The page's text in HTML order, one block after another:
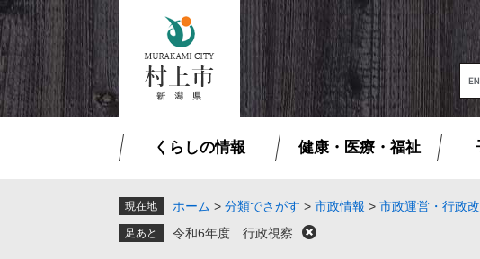
ペ
ー
ジ
の
先
頭
メ
ニ
ュ
ー
を
飛
G
o
o
カ
くらしの情報 健康・医療・福祉
現在地 ホーム > 分類でさがす > 市政情報 > 市政運営・行政
令和6年度 行政視察
閉